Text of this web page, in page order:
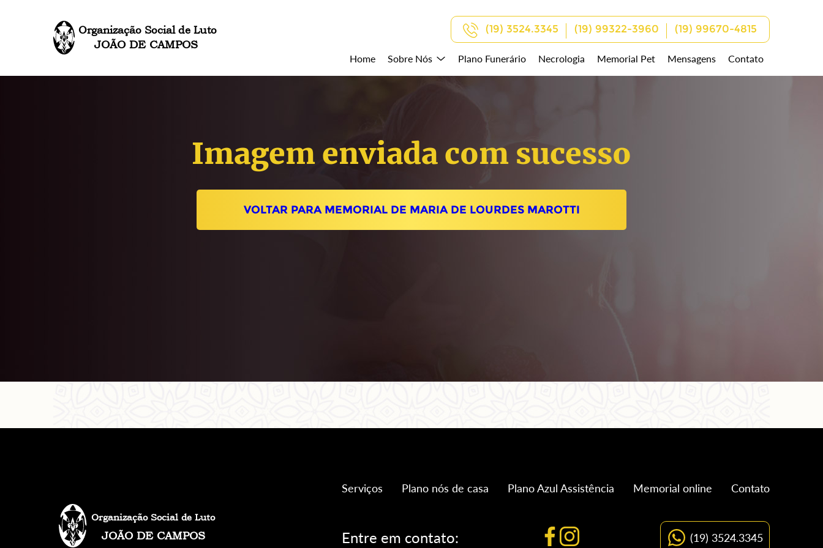
(19) 3524.3345 (19) 99322-3960 (19) 99670-4815
JOÃO DE CAMPOS
Organização Social de Luto
Home Sobre Nós Plano Funerário Necrologia Memorial Pet Mensagens Contato
Imagem enviada com sucesso
VOLTAR PARA MEMORIAL DE MARIA DE LOURDES MAROTTI
JOÃO DE CAMPOS
Organização Social de Luto
Serviços Plano nós de casa Plano Azul Assistência Memorial online Contato
Entre em contato: (19) 3524.3345